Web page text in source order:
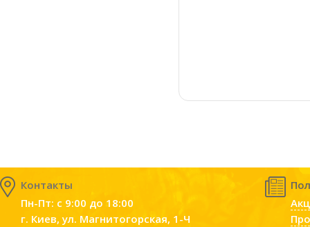
Контакты
Пн-Пт: с 9:00 до 18:00
г. Киев, ул. Магнитогорская, 1-Ч